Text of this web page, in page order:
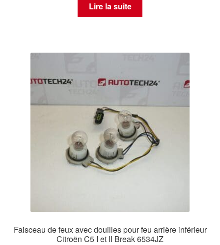
Lire la suite
Faisceau de feux avec douilles pour feu arrière inférieur
Citroën C5 I et II Break 6534JZ